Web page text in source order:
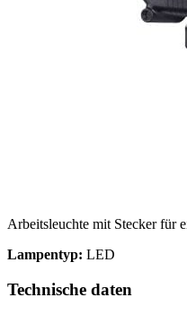
Arbeitsleuchte mit Stecker für
Lampentyp: LED
Technische daten